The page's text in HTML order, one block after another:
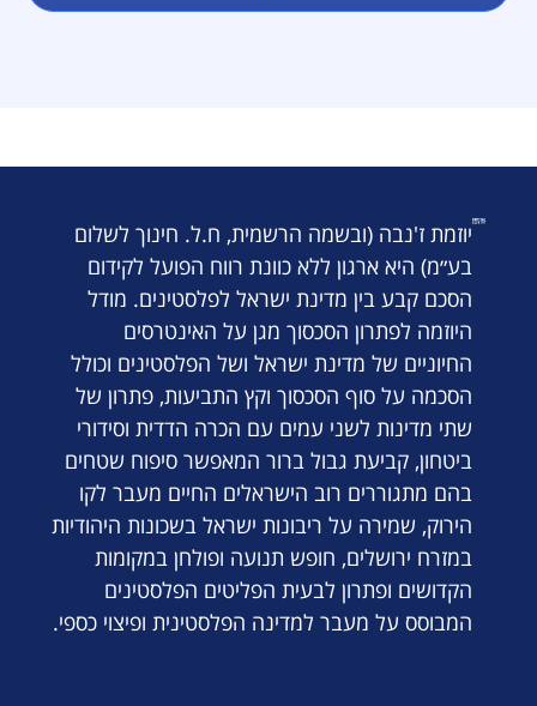
יוזמת ז'נבה (ובשמה הרשמית, ח.ל. חינוך לשלום
בע״מ) היא ארגון ללא כוונת רווח הפועל לקידום
הסכם קבע בין מדינת ישראל לפלסטינים. מודל
היוזמה לפתרון הסכסוך מגן על האינטרסים
החיוניים של מדינת ישראל ושל הפלסטינים וכולל
הסכמה על סוף הסכסוך וקץ התביעות, פתרון של
שתי מדינות לשני עמים עם הכרה הדדית וסידורי
ביטחון, קביעת גבול ברור המאפשר סיפוח שטחים
בהם מתגוררים רוב הישראלים החיים מעבר לקו
הירוק, שמירה על ריבונות ישראל בשכונות היהודיות
במזרח ירושלים, חופש תנועה ופולחן במקומות
הקדושים ופתרון לבעית הפליטים הפלסטינים
המבוסס על מעבר למדינה הפלסטינית ופיצוי כספי.